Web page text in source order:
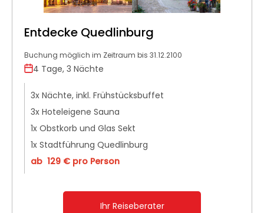
Entdecke Quedlinburg
Buchung möglich im Zeitraum bis 31.12.2100
4 Tage, 3 Nächte
3x Nächte, inkl. Frühstücksbuffet
3x Hoteleigene Sauna
1x Obstkorb und Glas Sekt
1x Stadtführung Quedlinburg
ab 129 € pro Person
Ihr Reiseberater